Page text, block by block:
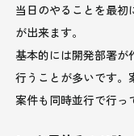
当日のやることを最初
が出来ます。
基本的には開発部署が
行うことが多いです。
案件も同時並行で行っ